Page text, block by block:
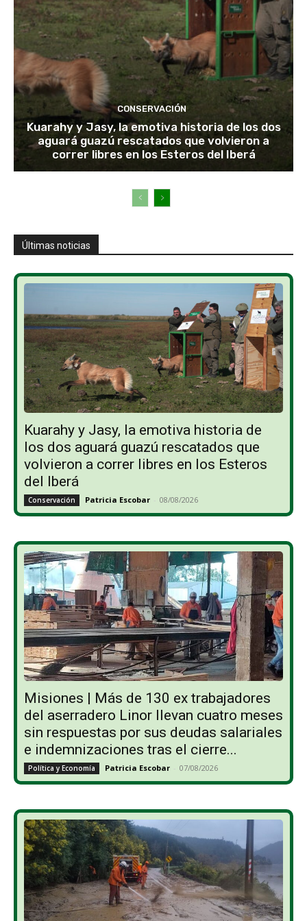
CONSERVACIÓN
Kuarahy y Jasy, la emotiva historia de los dos
aguará guazú rescatados que volvieron a
correr libres en los Esteros del Iberá
Últimas noticias
Kuarahy y Jasy, la emotiva historia de
los dos aguará guazú rescatados que
volvieron a correr libres en los Esteros
del Iberá
Conservación Patricia Escobar - 08/08/2026
Misiones | Más de 130 ex trabajadores
del aserradero Linor llevan cuatro meses
sin respuestas por sus deudas salariales
e indemnizaciones tras el cierre...
Política y Economía Patricia Escobar - 07/08/2026